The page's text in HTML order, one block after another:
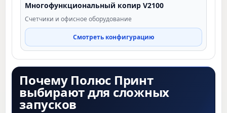
Многофункциональный копир V2100
Счетчики и офисное оборудование
Смотреть конфигурацию
Почему Полюс Принт
выбирают для сложных
запусков